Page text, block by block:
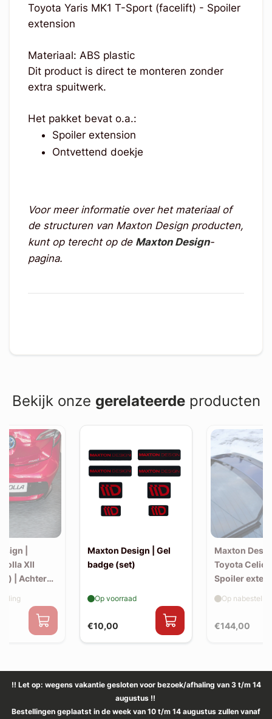
Toyota Yaris MK1 T-Sport (facelift) - Spoiler
extension
Materiaal: ABS plastic
Dit product is direct te monteren zonder
extra spuitwerk.
Het pakket bevat o.a.:
Spoiler extension
Ontvettend doekje
Voor meer informatie over het materiaal of
de structuren van Maxton Design producten,
kunt op terecht op de Maxton Design-
pagina.
Bekijk onze gerelateerdeproducten
|
XII
| Achter
Maxton Design | Gel
badge (set)
€10,00
Op voorraad
Maxton
Toyota
Spoiler
€144,00
Op
!! Let op: wegens vakantie gesloten voor bezoek/afhaling van 3 t/m 14
augustus !!
Bestellingen geplaatst in de week van 10 t/m 14 augustus zullen vanaf